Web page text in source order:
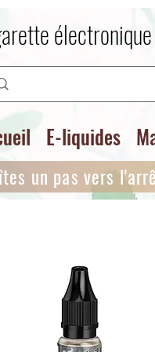
E-liquides
un pas vers